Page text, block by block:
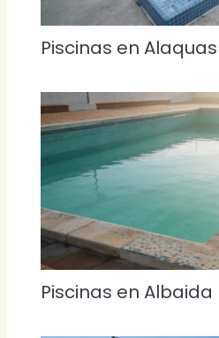
Piscinas en
Piscinas en